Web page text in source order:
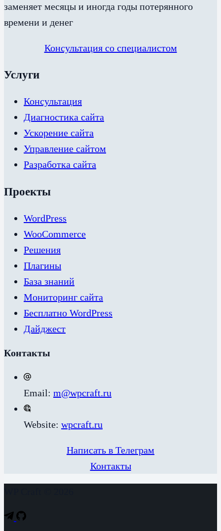
заменяет месяцы и иногда годы потерянного
времени и денег
Консультация со специалистом
Услуги
Консультация
Диагностика сайта
Ускорение сайта
Управление сайтом
Разработка сайта
Проекты
WordPress
WooCommerce
Решения
Плагины
База знаний
Мониторинг сайта
Бесплатно WordPress
Дайджест
Контакты
Email: m@wpcraft.ru
Website: wpcraft.ru
Написать в Телеграм
Контакты